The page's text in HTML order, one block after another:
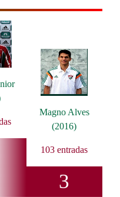
Magno Alves
(2016)
103 entradas
3